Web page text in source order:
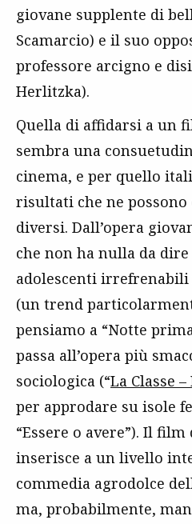
giovane supplente di
Scamarcio) e il suo
professore arcigno e
Herlitzka).
Quella di affidarsi a un
sembra una
cinema, e per quello
risultati che ne
diversi. Dall’opera
che non ha nulla da
adolescenti
(un trend
pensiamo a “Notte
passa all’opera più
sociologica (“La Classe
per approdare su isole
“Essere o avere”). Il
inserisce a un livello
commedia agrodolce
ma, probabilmente,